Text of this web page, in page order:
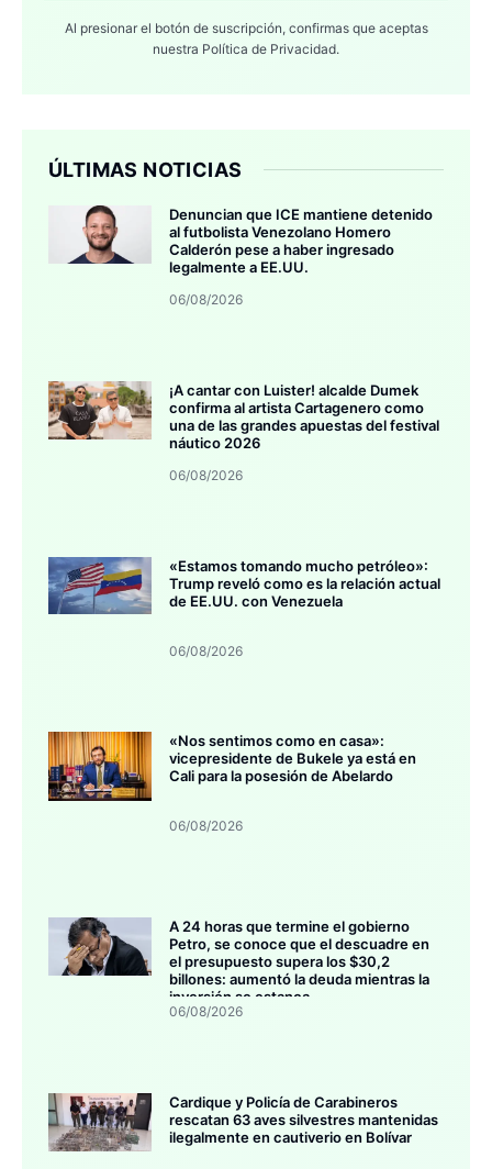
Al presionar el botón de suscripción, confirmas que aceptas
nuestra Política de Privacidad.
ÚLTIMAS NOTICIAS
Denuncian que ICE mantiene detenido
al futbolista Venezolano Homero
Calderón pese a haber ingresado
legalmente a EE.UU.
06/08/2026
¡A cantar con Luister! alcalde Dumek
confirma al artista Cartagenero como
una de las grandes apuestas del festival
náutico 2026
06/08/2026
«Estamos tomando mucho petróleo»:
Trump reveló como es la relación actual
de EE.UU. con Venezuela
06/08/2026
«Nos sentimos como en casa»:
vicepresidente de Bukele ya está en
Cali para la posesión de Abelardo
06/08/2026
A 24 horas que termine el gobierno
Petro, se conoce que el descuadre en
el presupuesto supera los $30,2
billones: aumentó la deuda mientras la
inversión se estanca
06/08/2026
Cardique y Policía de Carabineros
rescatan 63 aves silvestres mantenidas
ilegalmente en cautiverio en Bolívar